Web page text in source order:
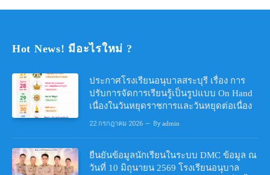
Hot News! มีอะไรใหม่ ?
ประกาศโรงเรียนอนุบาลสระบุรี เรื่อง การ
ปรับการจัดการเรียนรู้เป็นรูปแบบ On Hand
เนื่องในวันหยุดราชการและวันหยุดต่อเนื่อง
22 กรกฎาคม 2026 By admin
ยืนยันข้อมูลนักเรียนในระบบ DMC ข้อมูล ณ
วันที่ 10 มิถุนายน 2569 โรงเรียนอนุบาล